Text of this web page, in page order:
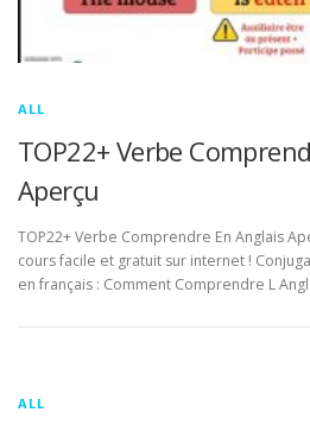
ALL
TOP22+ Verbe
Aperçu
TOP22+ Verbe Comprendre En Anglais
cours facile et gratuit sur internet !
en français : Comment Comprendre L
ALL